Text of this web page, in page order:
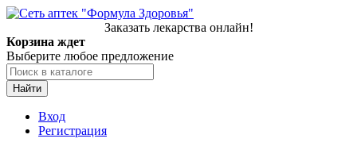
Заказать лекарства онлайн!
Корзина ждет
Выберите любое предложение
Найти
Вход
Регистрация